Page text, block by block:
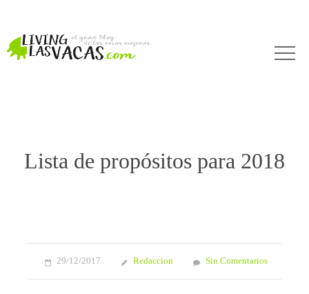
Lista de propósitos para 2018
29/12/2017 Redaccion Sin Comentarios